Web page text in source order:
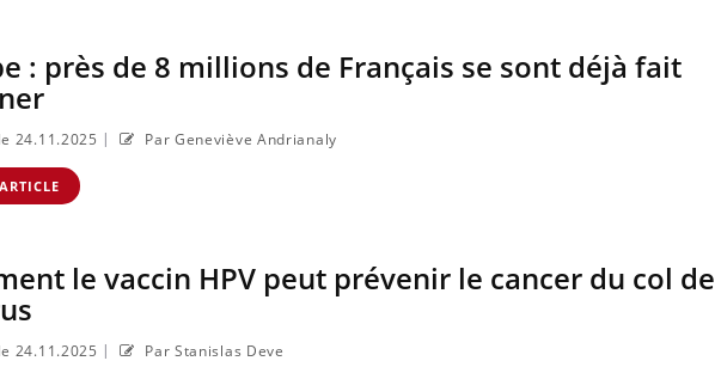
: près de 8 millions de Français se sont déjà fait
24.11.2025 | Par Geneviève Andrianaly
le vaccin HPV peut prévenir le cancer du col de
24.11.2025 | Par Stanislas Deve